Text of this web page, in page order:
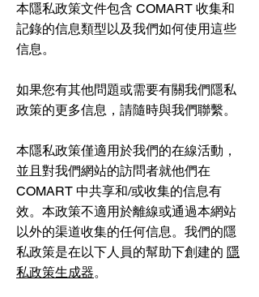
本隱私政策文件包含 COMART 收集和
記錄的信息類型以及我們如何使用這些
信息。
如果您有其他問題或需要有關我們隱私
政策的更多信息，請隨時與我們聯繫。
本隱私政策僅適用於我們的在線活動，
並且對我們網站的訪問者就他們在
COMART 中共享和/或收集的信息有
效。本政策不適用於離線或通過本網站
以外的渠道收集的任何信息。我們的隱
私政策是在以下人員的幫助下創建的 隱
私政策生成器。